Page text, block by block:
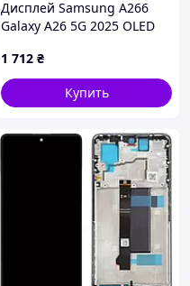
Дисплей Samsung A266
Galaxy A26 5G 2025 OLED
1 712 ₴
Купить